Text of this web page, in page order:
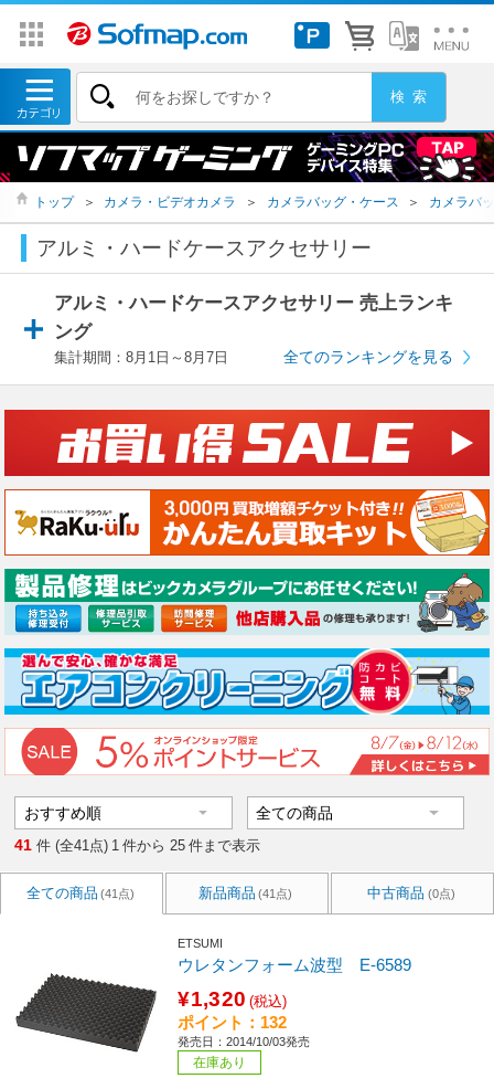
トップ ＞ カメラ・ビデオカメラ ＞ カメラバッグ・ケース ＞ カメラバ
アルミ・ハードケースアクセサリー
アルミ・ハードケースアクセサリー 売上ランキ
ング
集計期間：8月1日～8月7日 全てのランキングを見る
41 件 (全41点) 1 件から 25 件まで表示
全ての商品 (41点) 新品商品 (41点) 中古商品 (0点)
ETSUMI
ウレタンフォーム波型 E-6589
¥1,320 (税込)
ポイント：132
発売日：2014/10/03発売
在庫あり